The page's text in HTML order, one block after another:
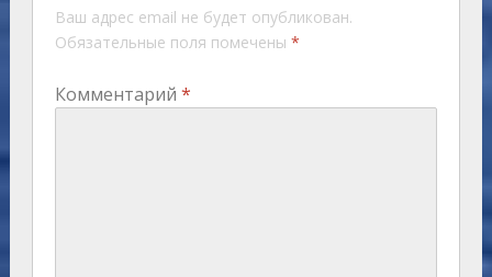
Ваш адрес email не будет опубликован.
Обязательные поля помечены *
Комментарий *